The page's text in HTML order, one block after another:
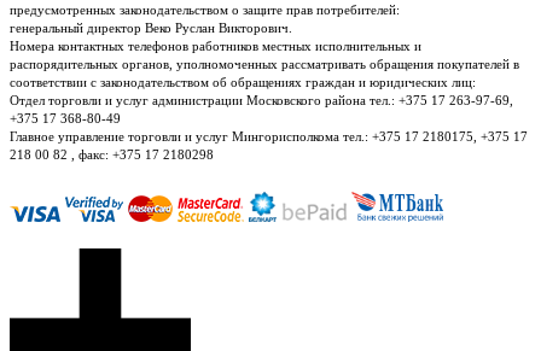
предусмотренных законодательством о защите прав потребителей:
генеральный директор Веко Руслан Викторович.
Номера контактных телефонов работников местных исполнительных и
распорядительных органов, уполномоченных рассматривать обращения покупателей в
соответствии с законодательством об обращениях граждан и юридических лиц:
Отдел торговли и услуг администрации Московского района тел.: +375 17 263-97-69,
+375 17 368-80-49
Главное управление торговли и услуг Мингорисполкома тел.: +375 17 2180175, +375 17
218 00 82 , факс: +375 17 2180298